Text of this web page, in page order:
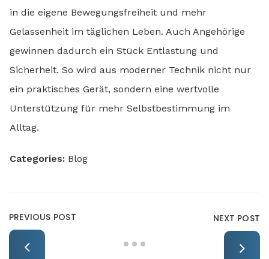
in die eigene Bewegungsfreiheit und mehr
Gelassenheit im täglichen Leben. Auch Angehörige
gewinnen dadurch ein Stück Entlastung und
Sicherheit. So wird aus moderner Technik nicht nur
ein praktisches Gerät, sondern eine wertvolle
Unterstützung für mehr Selbstbestimmung im
Alltag.
Categories: Blog
PREVIOUS POST NEXT POST